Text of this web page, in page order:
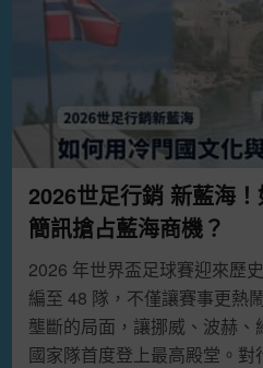
2026世足行銷 新藍海
簡訊搶占藍海商機？
2026 年世界盃足球賽迎來歷
編至 48 隊，不僅讓賽事更熱
壟斷的局面，讓挪威、波赫
國家隊首度登上最高殿堂。